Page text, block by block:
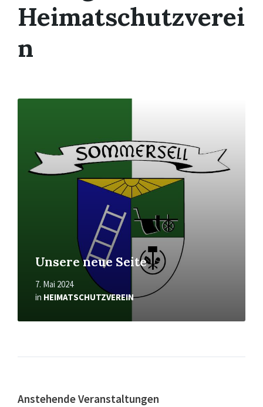
Heimatschutzverei
n
Unsere neue Seite
7. Mai 2024
in HEIMATSCHUTZVEREIN
Read
Anstehende Veranstaltungen